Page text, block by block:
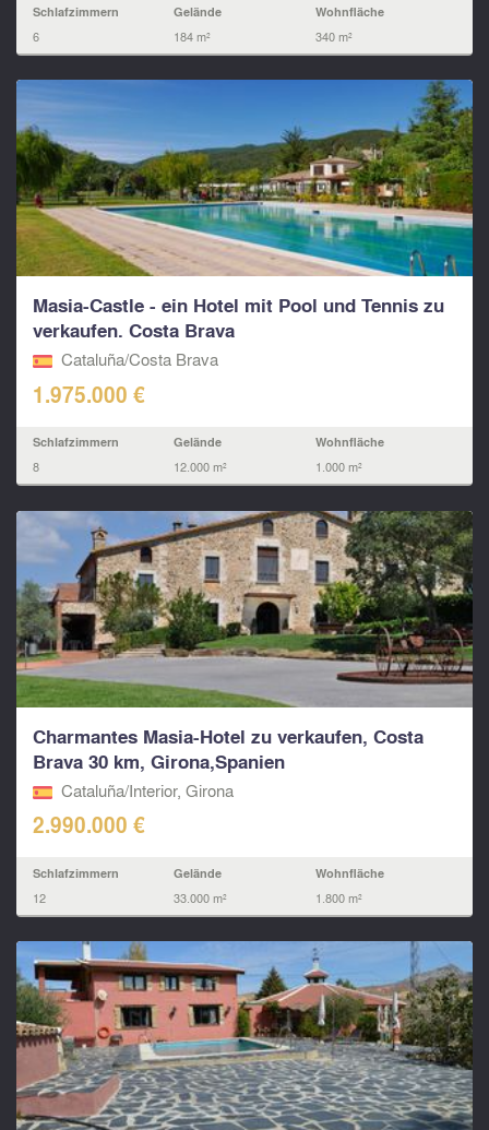
Schlafzimmern
6
Gelände
184 m²
Wohnfläche
340 m²
Masia-Castle - ein Hotel mit Pool und Tennis zu
verkaufen. Costa Brava
Cataluña/Costa Brava
1.975.000 €
Schlafzimmern
8
Gelände
12.000 m²
Wohnfläche
1.000 m²
Charmantes Masia-Hotel zu verkaufen, Costa
Brava 30 km, Girona,Spanien
Cataluña/Interior, Girona
2.990.000 €
Schlafzimmern
12
Gelände
33.000 m²
Wohnfläche
1.800 m²